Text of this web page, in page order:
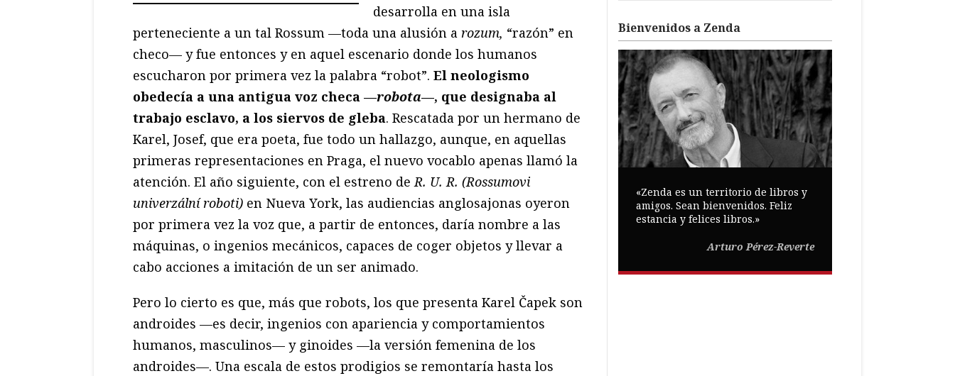
desarrolla en una isla
perteneciente a un tal Rossum —toda una alusión a rozum, “razón” en
checo— y fue entonces y en aquel escenario donde los humanos
escucharon por primera vez la palabra “robot”. El neologismo
obedecía a una antigua voz checa —robota—, que designaba al
trabajo esclavo, a los siervos de gleba. Rescatada por un hermano de
Karel, Josef, que era poeta, fue todo un hallazgo, aunque, en aquellas
primeras representaciones en Praga, el nuevo vocablo apenas llamó la
atención. El año siguiente, con el estreno deR. U. R. (Rossumovi
univerzální roboti) en Nueva York, las audiencias anglosajonas oyeron
por primera vez la voz que, a partir de entonces, daría nombre a las
máquinas, o ingenios mecánicos, capaces de coger objetos y llevar a
cabo acciones a imitación de un ser animado.
Pero lo cierto es que, más que robots, los que presenta Karel Čapek son
androides —es decir, ingenios con apariencia y comportamientos
humanos, masculinos— y ginoides —la versión femenina de los
androides—. Una escala de estos prodigios se remontaría hasta los
Bienvenidos a Zenda
«Zenda es un territorio de libros y
amigos. Sean bienvenidos. Feliz
estancia y felices libros.»
Arturo Pérez-Reverte